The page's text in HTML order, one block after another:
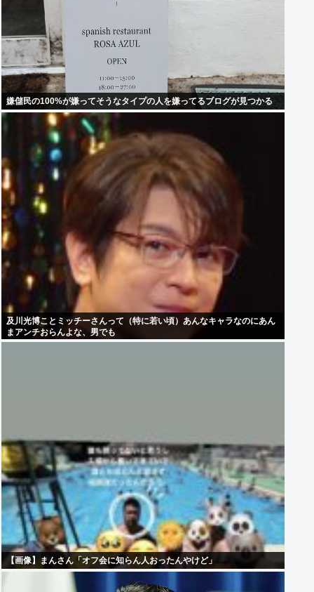
嫌儲民の100%が嫌ってそうなタイプの人を嫌ってるブログが見つかる
及川光博ことミッチーさんって（特に若い頃）あんなキャラなのにあん
まアンチおらんよな、男でも
【画像】まんさん「オフ会に知らん人おったんやけど」